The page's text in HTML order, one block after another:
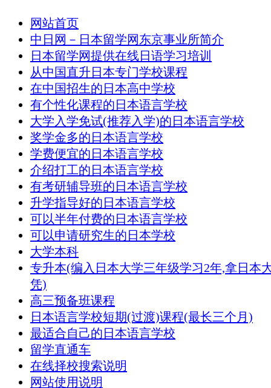
网站首页
中日网－日本留学网东京事业所简介
日本留学网提供在线日语学习培训
从中国直升日本专门学校课程
在中国招生的日本高中学校
有个性化课程的日本语言学校
大学入学免试(推荐入学)的日本语言学校
奖学金多的日本语言学校
学费便宜的日本语言学校
介绍打工的日本语言学校
有考研辅导班的日本语言学校
升学指导好的日本语言学校
可以半年付费的日本语言学校
可以申请研究生的日本学校
大学本科
专升本(编入日本大学三年级学习2年,拿日本
凭)
高三预备班课程
日本语言学校短期(过渡)课程(最长三个月)
最适合自己的日本语言学校
留学直通车
在线择校搜索说明
网站使用说明